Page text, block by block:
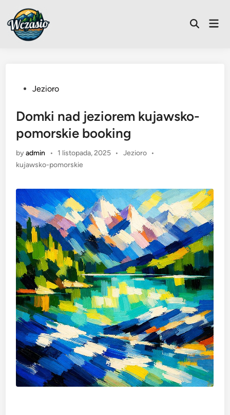
content
Open
PostedJezioro
Domki nad jeziorem kujawsko-
pomorskie booking
byadmin • 1 listopada, 2025 •
Posted
Jezioro
•
kujawsko-pomorskie